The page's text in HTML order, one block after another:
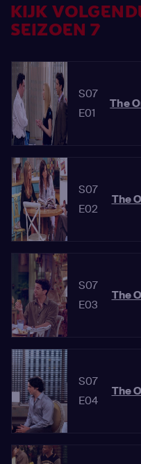
KIJK
SEIZOEN 7
S07
E01
The
S07
E02
The
S07
E03
The
S07
E04
The